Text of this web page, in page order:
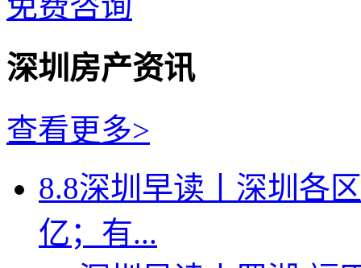
深圳房产资讯
查看更多>
8.8深圳早读丨深圳各
亿；有...